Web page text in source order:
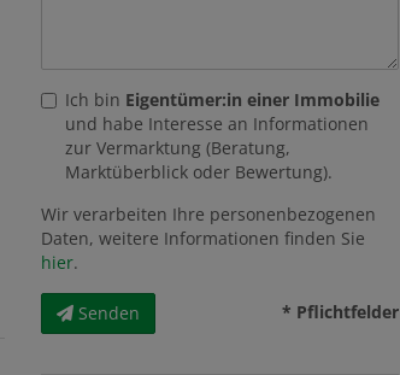
Ich bin Eigentümer:in einer Immobilie
und habe Interesse an Informationen
zur Vermarktung (Beratung,
Marktüberblick oder Bewertung).
Wir verarbeiten Ihre personenbezogenen
Daten, weitere Informationen finden Sie
hier.
Senden * Pflichtfelder